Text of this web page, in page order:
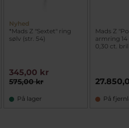
Nyhed
*Mads Z "Sextet" ring
sølv (str. 54)
575,00 kr
345,00 kr
På lager
Mads Z
armring
0,30 ct.
På